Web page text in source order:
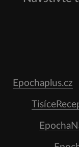
Epochaplus.cz